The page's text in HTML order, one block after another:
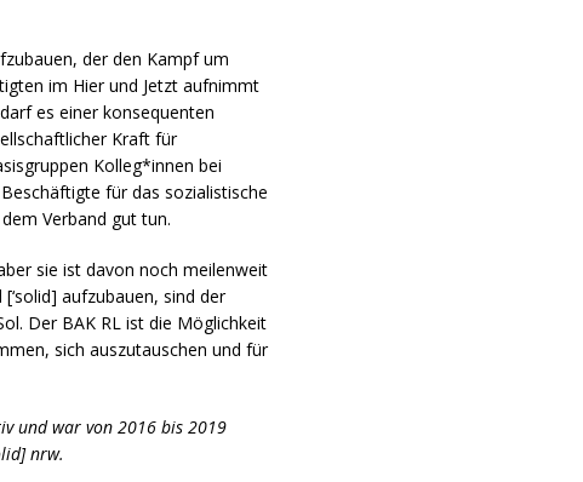
der den Kampf um
im Hier und Jetzt aufnimmt
es einer konsequenten
Kraft für
Kolleg*innen bei
für das sozialistische
Verband gut tun.
sie ist davon noch meilenweit
aufzubauen, sind der
Der BAK RL ist die Möglichkeit
sich auszutauschen und für
und war von 2016 bis 2019
nrw.